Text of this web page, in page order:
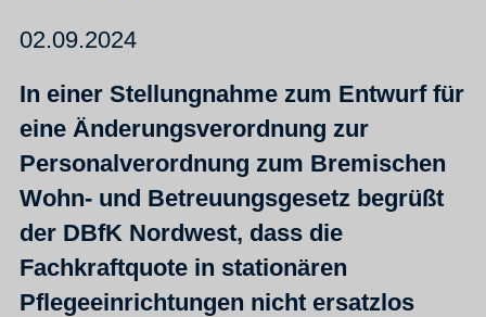
02.09.2024
In einer Stellungnahme zum Entwurf für
eine Änderungsverordnung zur
Personalverordnung zum Bremischen
Wohn- und Betreuungsgesetz begrüßt
der DBfK Nordwest, dass die
Fachkraftquote in stationären
Pflegeeinrichtungen nicht ersatzlos